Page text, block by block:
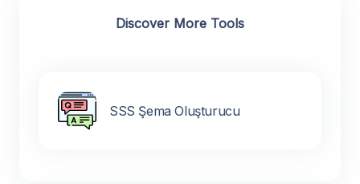
Discover More Tools
SSS Şema Oluşturucu